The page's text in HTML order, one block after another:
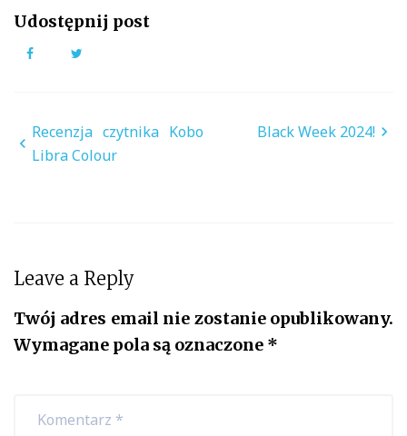
Udostępnij post
Facebook
Nawigacja
wpisu
Recenzja czytnika Kobo
Libra Colour
Black Week 2024!
Leave a Reply
Twój adres email nie zostanie opublikowany.
Wymagane pola są oznaczone *